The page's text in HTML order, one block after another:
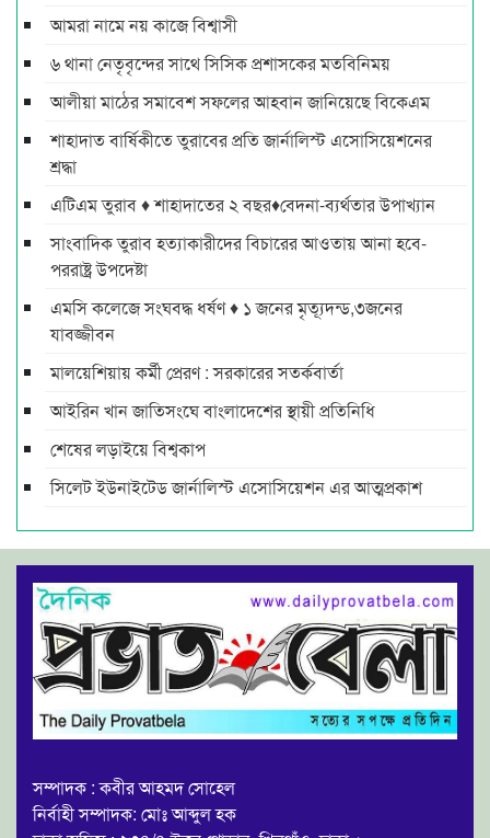
আমরা নামে নয় কাজে বিশ্বাসী
৬ থানা নেতৃবৃন্দের সাথে সিসিক প্রশাসকের মতবিনিময়
আলীয়া মাঠের সমাবেশ সফলের আহবান জানিয়েছে বিকেএম
শাহাদাত বার্ষিকীতে তুরাবের প্রতি জার্নালিস্ট এসোসিয়েশনের
শ্রদ্ধা
এটিএম তুরাব ♦ শাহাদাতের ২ বছর♦বেদনা-ব্যর্থতার উপাখ্যান
সাংবাদিক তুরাব হত্যাকারীদের বিচারের আওতায় আনা হবে-
পররাষ্ট্র উপদেষ্টা
এমসি কলেজে সংঘবদ্ধ ধর্ষণ ♦ ১ জনের মৃত্যূদন্ড,৩জনের
যাবজ্জীবন
মালয়েশিয়ায় কর্মী প্রেরণ : সরকারের সতর্কবার্তা
আইরিন খান জাতিসংঘে বাংলাদেশের স্থায়ী প্রতিনিধি
শেষের লড়াইয়ে বিশ্বকাপ
সিলেট ইউনাইটেড জার্নালিস্ট এসোসিয়েশন এর আত্মপ্রকাশ
সম্পাদক : কবীর আহমদ সোহেল
নির্বাহী সম্পাদক: মোঃ আব্দুল হক